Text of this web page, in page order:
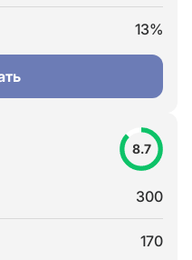
13%
8.7
300
170